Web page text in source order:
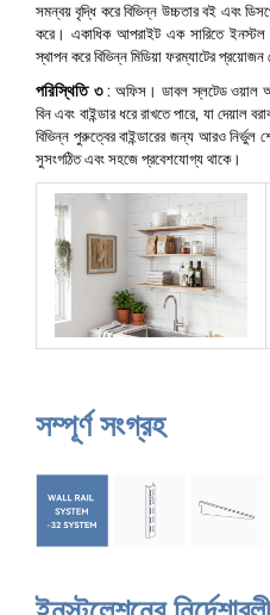
সমন্বয় বৃদ্ধি করে বিভিন্ন উচ্চতার বই এবং
করে। একাধিক আপরাইট এক সারিতে ইনস্টল
স্থাপন করে বিভিন্ন মিডিয়া ফরম্যাটের প্রয়োজন
পরিস্থিতি ৩: অফিস। ডাবল স্লটেড ওয়াল
বিন এবং বাইন্ডার ধরে রাখতে পারে, যা দেয়াল
বিভিন্ন পুরুত্বের বাইন্ডারের জন্য আরও নির্ভুল
সুসংগঠিত এবং সহজে প্রবেশযোগ্য থাকে।
সম্পূর্ণ সংগ্রহ